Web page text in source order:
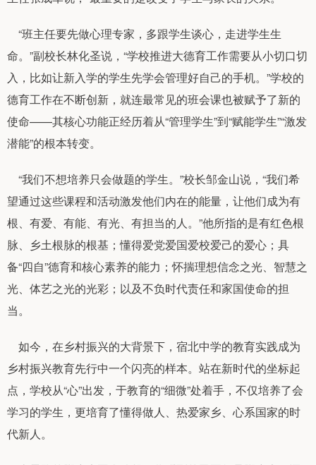
“班主任要先做心理专家，多跟学生谈心，走进学生生
命。”副校长林化圣说，“学校推进大德育工作需要从小切口切
入，比如让新入学的学生先学会管理好自己的手机。”学校的
德育工作在不断创新，就连最常见的班会课也被赋予了新的
使命——其核心功能正经历着从“管理学生”到“赋能学生”“激发
潜能”的根本转变。
“我们不想培养只会做题的学生。”校长邹金山说，“我们希
望通过这些课程和活动激发他们内在的能量，让他们成为有
根、有爱、有能、有光、有担当的人。”他所指的是有红色根
脉、乡土根脉的根基；懂得爱党爱国爱校爱己的爱心；具
备“四自”德育和核心素养的能力；怀揣理想信念之光、智慧之
光、体艺之光的光彩；以及不负时代责任和家国使命的担
当。
如今，在乡村振兴的大背景下，宿北中学的教育实践成为
乡村振兴教育先行中一个闪亮的样本。站在新时代的坐标起
点，学校从“心”出发，于教育的“细微”处着手，不仅培养了会
学习的学生，更培育了懂得做人、热爱家乡、心系国家的时
代新人。